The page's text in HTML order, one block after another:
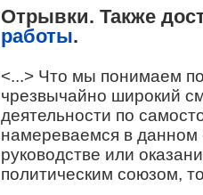
Отрывки. Также
работы.
<...> Что мы понимаем
чрезвычайно широкий
деятельности по
намереваемся в данном
руководстве или
политическим союзом,